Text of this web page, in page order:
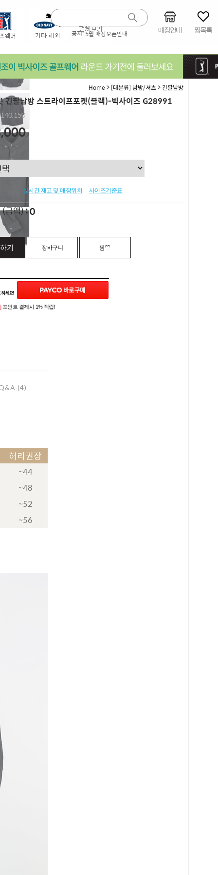
공지:5월 매장오픈안내 매장안내 찜목록
Home> [대분류] 남방/셔츠> 긴팔남방
긴팔남방 스트라이프포켓(블랙)-빅사이즈 G28991
실시간 재고 및 매장위치 사이즈기준표
(금액) 0
기 장바구니 찜♡
포인트 결제시 1% 적립!
(4)
허리권장
~44
~48
~52
~56